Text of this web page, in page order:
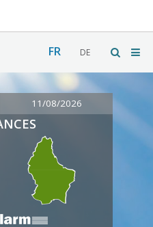
FR DE
11/08/2026